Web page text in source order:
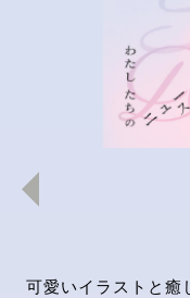
可愛いイラストと癒